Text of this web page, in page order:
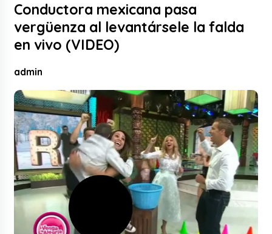
Conductora mexicana pasa
vergüenza al levantársele la falda
en vivo (VIDEO)
admin